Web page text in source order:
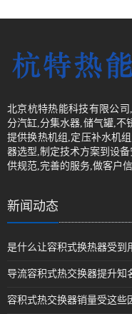
北京杭特热能科技有限公
分汽缸,分集水器,储气罐,不
提供换热机组,定压补水机
器选型,制定技术方案到设
供规范,完善的服务,做客户
新闻动态
是什么让容积式换热器受到
导流容积式热交换器提升知
容积式热交换器销量受这些